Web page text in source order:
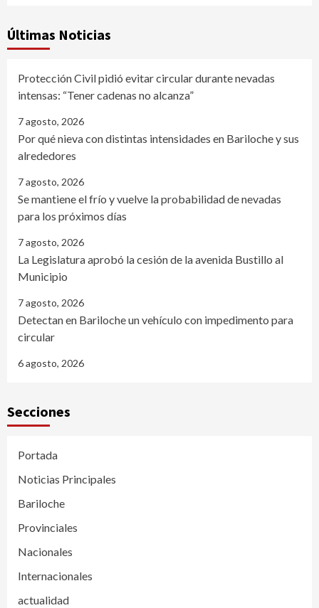
Últimas Noticias
Protección Civil pidió evitar circular durante nevadas
intensas: “Tener cadenas no alcanza”
7 agosto, 2026
Por qué nieva con distintas intensidades en Bariloche y sus
alrededores
7 agosto, 2026
Se mantiene el frío y vuelve la probabilidad de nevadas
para los próximos días
7 agosto, 2026
La Legislatura aprobó la cesión de la avenida Bustillo al
Municipio
7 agosto, 2026
Detectan en Bariloche un vehículo con impedimento para
circular
6 agosto, 2026
Secciones
Portada
Noticias Principales
Bariloche
Provinciales
Nacionales
Internacionales
actualidad